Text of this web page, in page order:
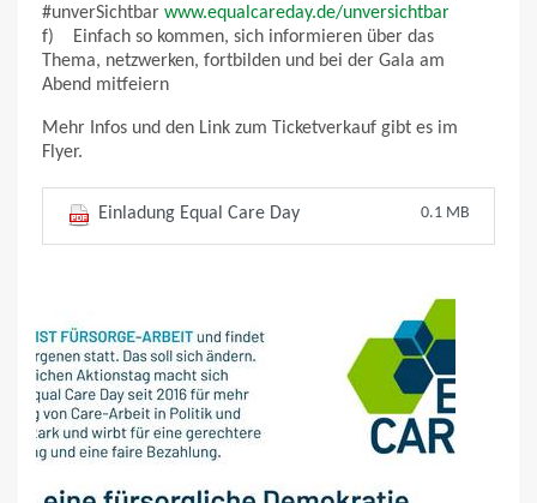
#unverSichtbar www.equalcareday.de/unversichtbar
f) Einfach so kommen, sich informieren über das
Thema, netzwerken, fortbilden und bei der Gala am
Abend mitfeiern
Mehr Infos und den Link zum Ticketverkauf gibt es im
Flyer.
Einladung Equal Care Day 0.1 MB